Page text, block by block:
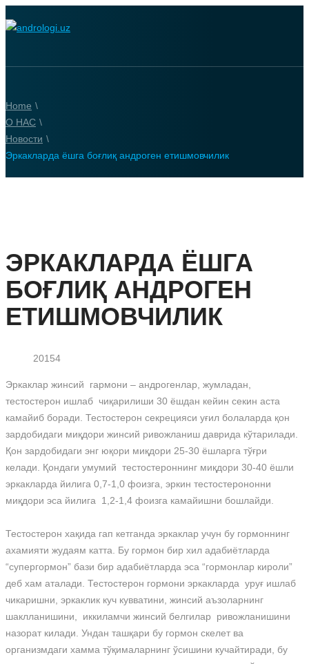
Home \
О НАС \
Новости \
Эркакларда ёшга боғлиқ андроген етишмовчилик
ЭРКАКЛАРДА ЁШГА
БОҒЛИҚ АНДРОГЕН
ЕТИШМОВЧИЛИК
20154
Эркаклар жинсий гармони – андрогенлар, жумладан,
тестостерон ишлаб чиқарилиши 30 ёшдан кейин секин аста
камайиб боради. Тестостерон секрецияси уғил болаларда қон
зардобидаги миқдори жинсий ривожланиш даврида кўтарилади.
Қон зардобидаги энг юқори миқдори 25-30 ёшларга тўғри
келади. Қондаги умумий тестостероннинг миқдори 30-40 ёшли
эркакларда йилига 0,7-1,0 фоизга, эркин тестостерононни
миқдори эса йилига 1,2-1,4 фоизга камайишни бошлайди.
Тестостерон хақида гап кетганда эркаклар учун бу гормоннинг
ахамияти жудаям катта. Бу гормон бир хил адабиётларда
“супергормон” бази бир адабиётларда эса “гормонлар кироли”
деб хам аталади. Тестостерон гормони эркакларда уруғ ишлаб
чикаришни, эркаклик куч кувватини, жинсий аъзоларнинг
шаклланишини, иккиламчи жинсий белгилар ривожланишини
назорат килади. Ундан ташқари бу гормон скелет ва
организмдаги хамма тўқималарнинг ўсишини кучайтиради, бу